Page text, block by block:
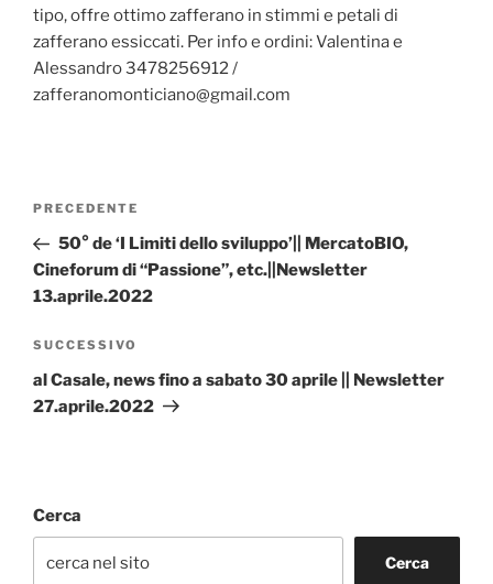
tipo, offre ottimo zafferano in stimmi e petali di
zafferano essiccati. Per info e ordini: Valentina e
Alessandro 3478256912 /
zafferanomonticiano@gmail.com
Navigazione
Articolo
precedente:
PRECEDENTE
50° de ‘I Limiti dello sviluppo’|| MercatoBIO,
Cineforum di “Passione”, etc.||Newsletter
13.aprile.2022
Articolo
successivo
SUCCESSIVO
al Casale, news fino a sabato 30 aprile || Newsletter
27.aprile.2022
Cerca
Cerca